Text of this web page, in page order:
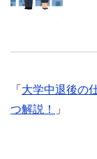
「 大学中退後の
つ解説！
」